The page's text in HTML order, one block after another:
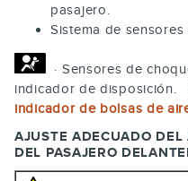
pasajero.
Sistema de
· Sensores de
indicador de
indicador de bolsas de
AJUSTE ADECUADO
DEL PASAJERO